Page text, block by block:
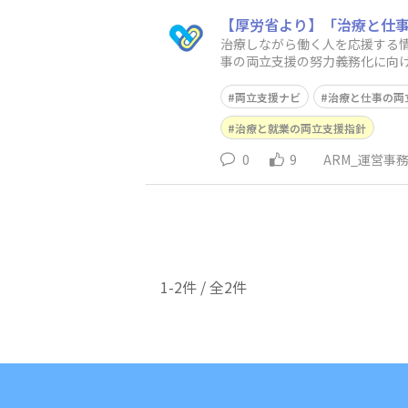
【厚労省より】​「治療と
治療しながら働く人を応援する
事の両立支援の努力義務化に向
両立支援ナビ
治療と仕事の両
治療と就業の両立支援指針
0 9 ARM_運営事
1-2件 / 全2件